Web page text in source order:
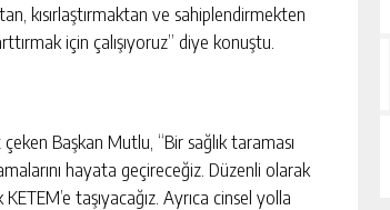
kısırlaştırmaktan ve sahiplendirmekten
için çalışıyoruz” diye konuştu.
Başkan Mutlu, “Bir sağlık taraması
hayata geçireceğiz. Düzenli olarak
taşıyacağız. Ayrıca cinsel yolla